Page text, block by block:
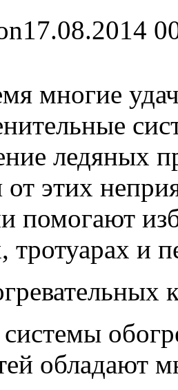
17.08.2014
многие
ледяных
от этих
помогают
тротуарах и
обладают